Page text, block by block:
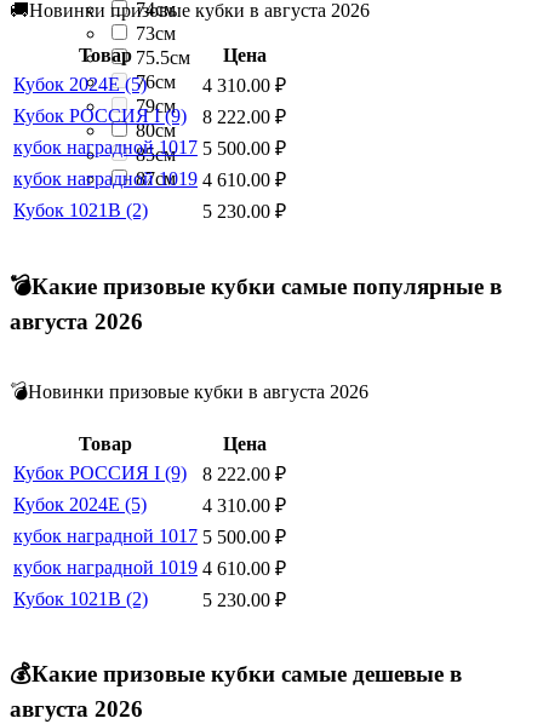
74см
73см
75.5см
76см
79см
80см
85см
87см
🚚Новинки призовые кубки в августа 2026
Товар
Цена
Кубок 2024E (5)
4 310.00 ₽
Кубок РОССИЯ I (9)
8 222.00 ₽
кубок наградной 1017 5 500.00 ₽
кубок наградной 1019 4 610.00 ₽
Кубок 1021B (2)
5 230.00 ₽
💣Какие призовые кубки самые популярные в
августа 2026
💣Новинки призовые кубки в августа 2026
Товар
Цена
Кубок РОССИЯ I (9)
8 222.00 ₽
Кубок 2024E (5)
4 310.00 ₽
кубок наградной 1017 5 500.00 ₽
кубок наградной 1019 4 610.00 ₽
Кубок 1021B (2)
5 230.00 ₽
💰Какие призовые кубки самые дешевые в
августа 2026